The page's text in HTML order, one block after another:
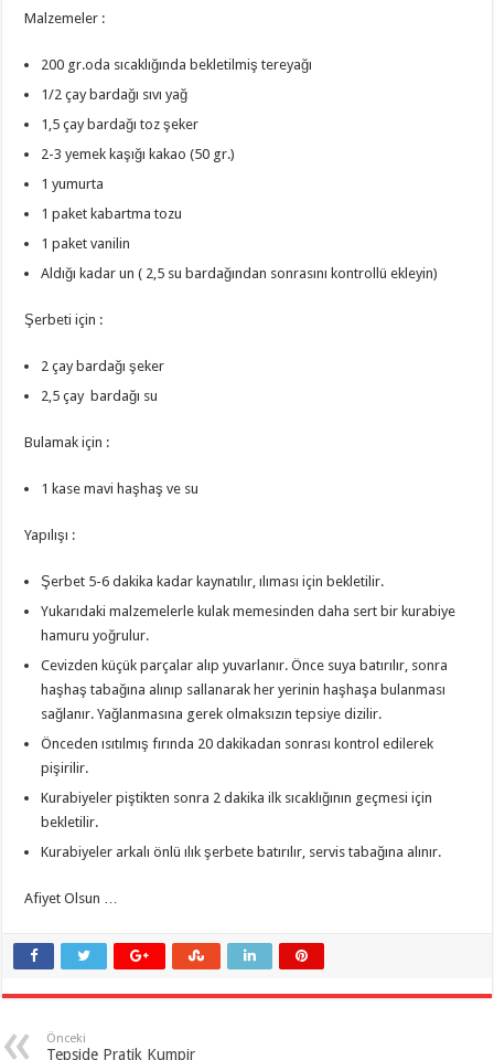
Malzemeler :
200 gr.oda sıcaklığında bekletilmiş tereyağı
1/2 çay bardağı sıvı yağ
1,5 çay bardağı toz şeker
2-3 yemek kaşığı kakao (50 gr.)
1 yumurta
1 paket kabartma tozu
1 paket vanilin
Aldığı kadar un ( 2,5 su bardağından sonrasını kontrollü ekleyin)
Şerbeti için :
2 çay bardağı şeker
2,5 çay bardağı su
Bulamak için :
1 kase mavi haşhaş ve su
Yapılışı :
Şerbet 5-6 dakika kadar kaynatılır, ılıması için bekletilir.
Yukarıdaki malzemelerle kulak memesinden daha sert bir kurabiye
hamuru yoğrulur.
Cevizden küçük parçalar alıp yuvarlanır. Önce suya batırılır, sonra
haşhaş tabağına alınıp sallanarak her yerinin haşhaşa bulanması
sağlanır. Yağlanmasına gerek olmaksızın tepsiye dizilir.
Önceden ısıtılmış fırında 20 dakikadan sonrası kontrol edilerek
pişirilir.
Kurabiyeler piştikten sonra 2 dakika ilk sıcaklığının geçmesi için
bekletilir.
Kurabiyeler arkalı önlü ılık şerbete batırılır, servis tabağına alınır.
Afiyet Olsun …
Önceki
Tepside Pratik Kumpir